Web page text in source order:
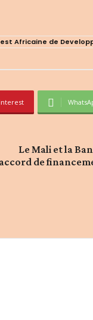
Africaine de
Le Mali et la
accord de